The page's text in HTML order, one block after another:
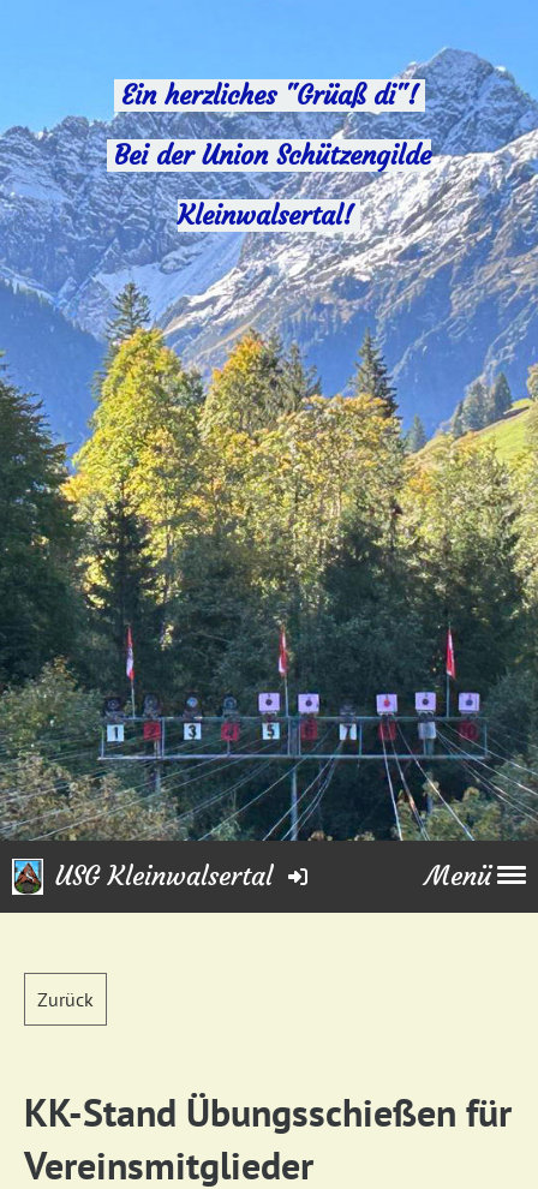
Ein herzliches "Grüaß di"!
Bei der Union Schützengilde
Kleinwalsertal!
Menü
USG Kleinwalsertal
Zurück
KK-Stand Übungsschießen für
Vereinsmitglieder